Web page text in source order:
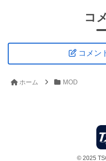
コ
コメン
ホーム MOD
© 2025